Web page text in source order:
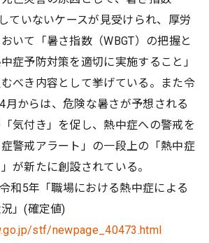
ていないケースが見受けられ、厚労
いて「暑さ指数（WBGT）の把握と
症予防対策を適切に実施すること」
べき内容として挙げている。また令
月からは、危険な暑さが予想される
気付き」を促し、熱中症への警戒を
警戒アラート」の一段上の「熱中症
が新たに創設されている。
和5年「職場における熱中症による
」(確定値)
stf/newpage_40473.html